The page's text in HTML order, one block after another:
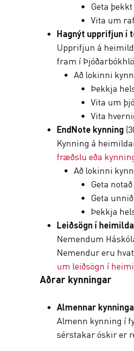
Geta
Vita um
Hagnýt upprifjun í
Upprifjun á
fram í
Að lokinni
Þekkja
Vita um
Vita
EndNote kynning
Kynning á
fræðslu eða
Að lokinni
Geta
Geta
Þekkja
Leiðsögn í
Nemendum
Nemendur eru
um leiðsögn í
Aðrar kynningar
Almennar
Almenn kynning í
sérstakar óskir er